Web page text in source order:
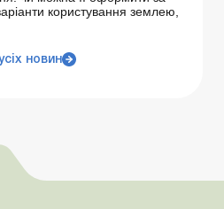
користування землею,
новин